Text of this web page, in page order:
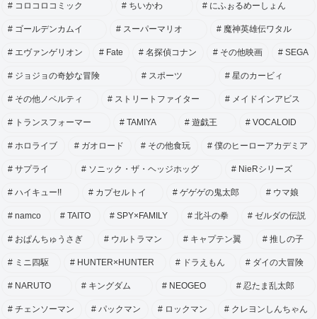
コロコロコミック ちいかわ にふぉるめーしょん
ゴールデンカムイ スーパーマリオ 魔神英雄伝ワタル
エヴァンゲリオン Fate 名探偵コナン その他映画 SEGA
ジョジョの奇妙な冒険 スポーツ 星のカービィ
その他ノベルティ ストリートファイター メイドインアビス
トランスフォーマー TAMIYA 遊戯王 VOCALOID
ホロライブ ガオロード その他食玩 僕のヒーローアカデミア
サプライ ソニック・ザ・ヘッジホッグ NieRシリーズ
ハイキュー!! カプセルトイ ゲゲゲの鬼太郎 ウマ娘
namco TAITO SPY×FAMILY 北斗の拳 ゼルダの伝説
おぱんちゅうさぎ ウルトラマン キャプテン翼 推しの子
ミニ四駆 HUNTER×HUNTER ドラえもん ダイの大冒険
NARUTO キングダム NEOGEO 忍たま乱太郎
チェンソーマン パックマン ロックマン クレヨンしんちゃん